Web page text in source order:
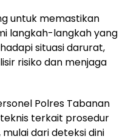
untuk memastikan
langkah-langkah yang
situasi darurat,
risiko dan menjaga
Polres Tabanan
terkait prosedur
dari deteksi dini